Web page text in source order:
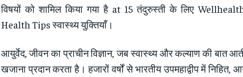
विषयों को शामिल किया गया है at 15 तंदुरुस्ती के लिए
Health Tips स्वास्थ्य युक्तियाँ।
आयुर्वेद, जीवन का प्राचीन विज्ञान, जब स्वास्थ्य और कल्याण की बात
खजाना प्रदान करता है। हजारों वर्षों से भारतीय उपमहाद्वीप में निहित,